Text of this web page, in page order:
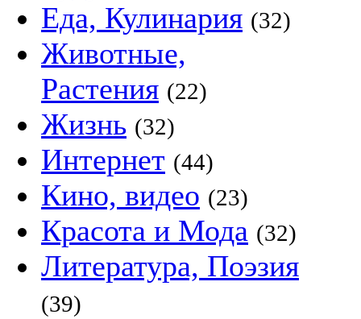
Еда, Кулинария (32)
Животные,
Растения (22)
Жизнь (32)
Интернет (44)
Кино, видео (23)
Красота и Мода (32)
Литература, Поэзия
(39)